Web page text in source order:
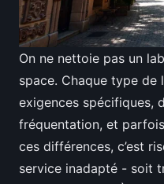
On ne nettoie pas un
space. Chaque type de
exigences spécifiques,
fréquentation, et
ces différences, c’est
service inadapté - soit